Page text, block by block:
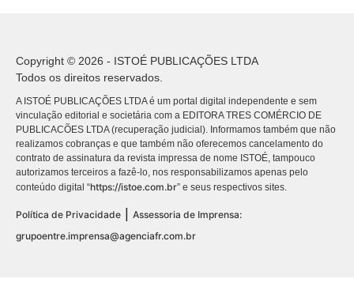
Copyright © 2026 - ISTOÉ PUBLICAÇÕES LTDA
Todos os direitos reservados.
A ISTOÉ PUBLICAÇÕES LTDA é um portal digital independente e sem
vinculação editorial e societária com a EDITORA TRES COMÉRCIO DE
PUBLICACÕES LTDA (recuperação judicial). Informamos também que não
realizamos cobranças e que também não oferecemos cancelamento do
contrato de assinatura da revista impressa de nome ISTOÉ, tampouco
autorizamos terceiros a fazê-lo, nos responsabilizamos apenas pelo
conteúdo digital “https://istoe.com.br” e seus respectivos sites.
Política de Privacidade
Assessoria de Imprensa:
grupoentre.imprensa@agenciafr.com.br